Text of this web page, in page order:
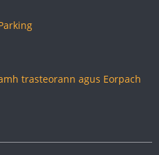
trasteorann agus Eorpach